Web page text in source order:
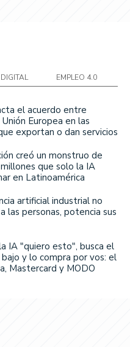
EMPLEO 4.0
el acuerdo entre
Europea en las
exportan o dan servicios
creó un monstruo de
que solo la IA
en Latinoamérica
artificial industrial no
las personas, potencia sus
IA "quiero esto", busca el
y lo compra por vos: el
Mastercard y MODO